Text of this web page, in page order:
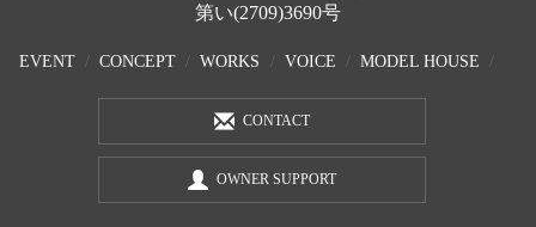
第い(2709)3690号
EVENT CONCEPT WORKS VOICE MODEL HOUSE
CONTACT
OWNER SUPPORT